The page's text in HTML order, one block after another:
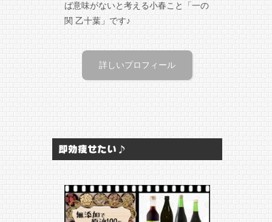
ば意味がないと考える小春こと「一の
関 乙十葉」です♪
詳しいプロフィール
即効痩せたい♪